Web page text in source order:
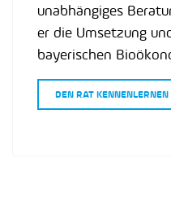
unabhängiges
er die Umsetzung
bayerischen
DEN RAT KENNENLERNEN